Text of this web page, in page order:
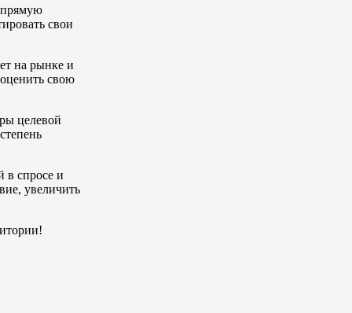
прямую
свои
на рынке и
свою
целевой
в спросе и
увеличить